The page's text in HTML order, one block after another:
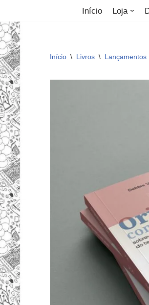
Pular
para
o
conteúdo
Início Loja
Início \ Livros \ Lançamentos